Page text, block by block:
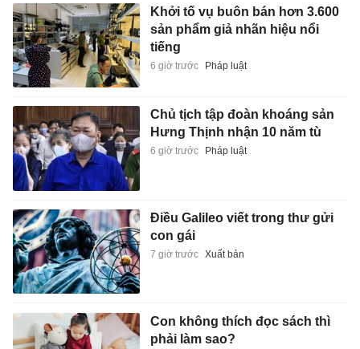
Khởi tố vụ buôn bán hơn 3.600
sản phẩm giả nhãn hiệu nổi
tiếng
6 giờ trước Pháp luật
Chủ tịch tập đoàn khoáng sản
Hưng Thịnh nhận 10 năm tù
6 giờ trước Pháp luật
Điều Galileo viết trong thư gửi
con gái
7 giờ trước Xuất bản
Con không thích đọc sách thì
phải làm sao?